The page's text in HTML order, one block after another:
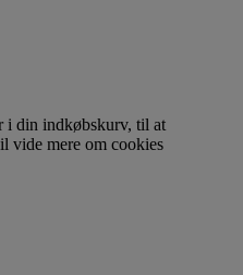
i din indkøbskurv, til at
vide mere om cookies